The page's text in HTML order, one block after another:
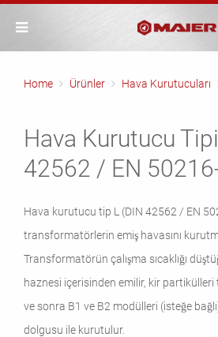
Home Ürünler Hava Kurutucuları
Hava Kurutucu
42562 / EN
Hava kurutucu tip L (DIN 42562 / EN
transformatörlerin emiş havasını
Transformatörün çalışma sıcaklığı
haznesi içerisinden emilir, kir
ve sonra B1 ve B2 modülleri (isteğe
dolgusu ile kurutulur.